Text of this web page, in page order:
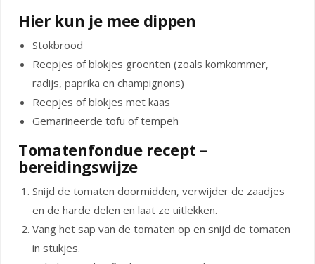
Hier kun je mee dippen
Stokbrood
Reepjes of blokjes groenten (zoals komkommer,
radijs, paprika en champignons)
Reepjes of blokjes met kaas
Gemarineerde tofu of tempeh
Tomatenfondue recept –
bereidingswijze
Snijd de tomaten doormidden, verwijder de zaadjes
en de harde delen en laat ze uitlekken.
Vang het sap van de tomaten op en snijd de tomaten
in stukjes.